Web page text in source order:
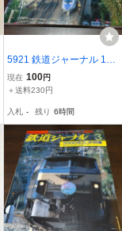
5921 鉄道ジャーナル 199
8年2月号 特集 新幹線’98
スピードアップへの展望
現在 100円
＋送料230円
入札 - 残り 6時間